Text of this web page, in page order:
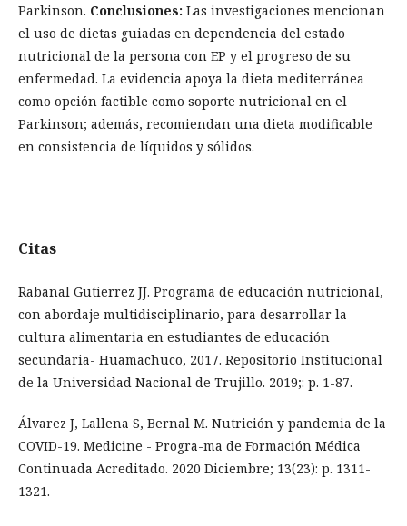
Parkinson. Conclusiones: Las investigaciones mencionan
el uso de dietas guiadas en dependencia del estado
nutricional de la persona con EP y el progreso de su
enfermedad. La evidencia apoya la dieta mediterránea
como opción factible como soporte nutricional en el
Parkinson; además, recomiendan una dieta modificable
en consistencia de líquidos y sólidos.
Citas
Rabanal Gutierrez JJ. Programa de educación nutricional,
con abordaje multidisciplinario, para desarrollar la
cultura alimentaria en estudiantes de educación
secundaria- Huamachuco, 2017. Repositorio Institucional
de la Universidad Nacional de Trujillo. 2019;: p. 1-87.
Álvarez J, Lallena S, Bernal M. Nutrición y pandemia de la
COVID-19. Medicine - Progra-ma de Formación Médica
Continuada Acreditado. 2020 Diciembre; 13(23): p. 1311-
1321.